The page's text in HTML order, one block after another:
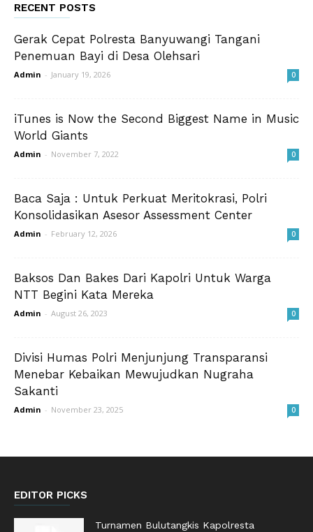
RECENT POSTS
Gerak Cepat Polresta Banyuwangi Tangani
Penemuan Bayi di Desa Olehsari
Admin - January 19, 2026 0
iTunes is Now the Second Biggest Name in Music
World Giants
Admin - November 7, 2022 0
Baca Saja : Untuk Perkuat Meritokrasi, Polri
Konsolidasikan Asesor Assessment Center
Admin - February 12, 2026 0
Baksos Dan Bakes Dari Kapolri Untuk Warga
NTT Begini Kata Mereka
Admin - August 26, 2023 0
Divisi Humas Polri Menjunjung Transparansi
Menebar Kebaikan Mewujudkan Nugraha
Sakanti
Admin - November 23, 2025 0
EDITOR PICKS
Turnamen Bulutangkis Kapolresta